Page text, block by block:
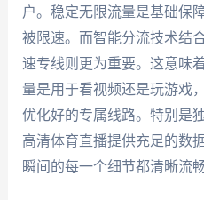
户。稳定无限流量是基础保
被限速。而智能分流技术结
速专线则更为重要。这意味
量是用于看视频还是玩游戏
优化好的专属线路。特别是
高清体育直播提供充足的数
瞬间的每一个细节都清晰流畅